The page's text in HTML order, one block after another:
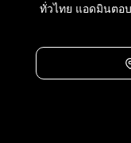
ทั่วไทย แอดมินตอ